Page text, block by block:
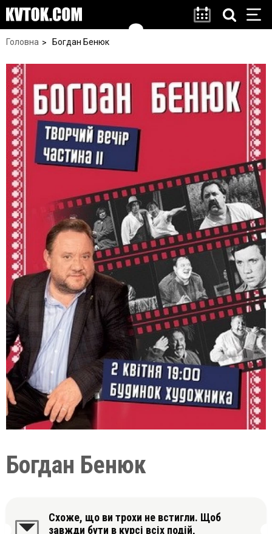
Головна Богдан Бенюк
Богдан Бенюк
Схоже, що ви трохи не встигли. Щоб
завжди бути в курсі всіх подій,